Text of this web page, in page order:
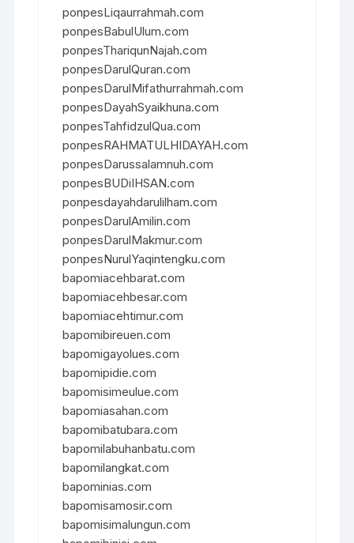
ponpesLiqaurrahmah.com
ponpesBabulUlum.com
ponpesThariqunNajah.com
ponpesDarulQuran.com
ponpesDarulMifathurrahmah.com
ponpesDayahSyaikhuna.com
ponpesTahfidzulQua.com
ponpesRAHMATULHIDAYAH.com
ponpesDarussalamnuh.com
ponpesBUDiIHSAN.com
ponpesdayahdarulilham.com
ponpesDarulAmilin.com
ponpesDarulMakmur.com
ponpesNurulYaqintengku.com
bapomiacehbarat.com
bapomiacehbesar.com
bapomiacehtimur.com
bapomibireuen.com
bapomigayolues.com
bapomipidie.com
bapomisimeulue.com
bapomiasahan.com
bapomibatubara.com
bapomilabuhanbatu.com
bapomilangkat.com
bapominias.com
bapomisamosir.com
bapomisimalungun.com